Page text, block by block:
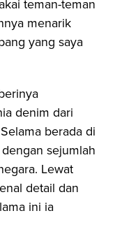
teman-teman
menarik
yang saya
denim dari
berada di
sejumlah
Lewat
detail dan
ini ia